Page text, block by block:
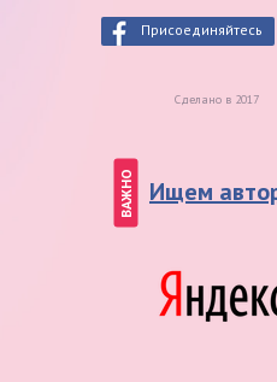
Присоединяйтесь
Сделано в 2017
ВАЖНО Ищем